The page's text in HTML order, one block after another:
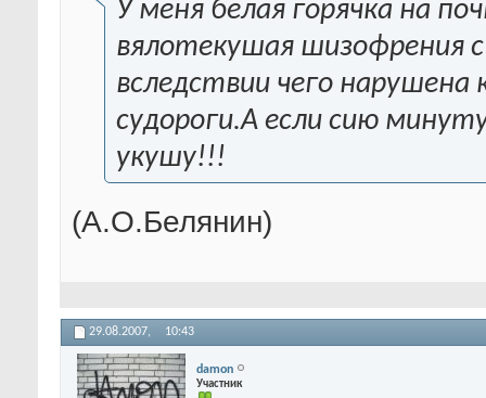
У меня белая горячка на
вялотекушая шизофрения
вследствии чего
судороги.А если сию
укушу!!!
(А.О.Белянин)
29.08.2007, 10:43
damon
Участник